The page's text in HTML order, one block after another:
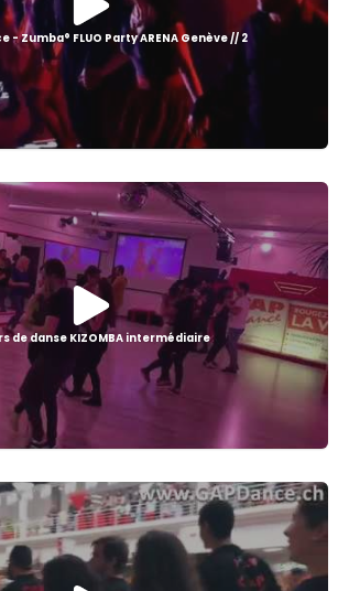
- Zumba® FLUO Party ARENA Genève // 2
de danse KIZOMBA intermédiaire